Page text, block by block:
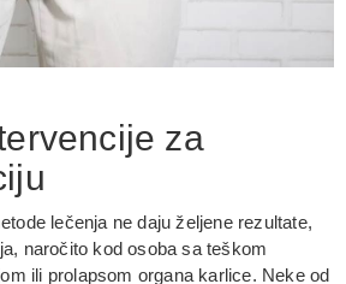
za
lečenja ne daju željene rezultate,
naročito kod osoba sa teškom
ili prolapsom organa karlice. Neke od